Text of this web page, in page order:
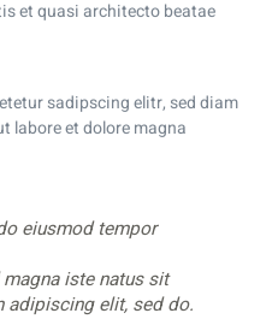
et quasi architecto beatae
sadipscing elitr, sed diam
labore et dolore magna
eiusmod tempor
iste natus sit
adipiscing elit, sed do.